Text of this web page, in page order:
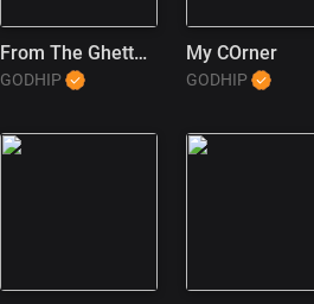
From The Ghetto To God
GODHIP
My COrner
GODHIP